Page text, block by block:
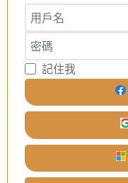
用戶名
密碼
記住我